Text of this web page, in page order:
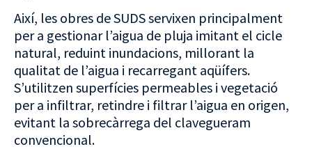
Així, les obres de SUDS servixen principalment
per a gestionar l’aigua de pluja imitant el cicle
natural, reduint inundacions, millorant la
qualitat de l’aigua i recarregant aqüífers.
S’utilitzen superfícies permeables i vegetació
per a infiltrar, retindre i filtrar l’aigua en origen,
evitant la sobrecàrrega del clavegueram
convencional.